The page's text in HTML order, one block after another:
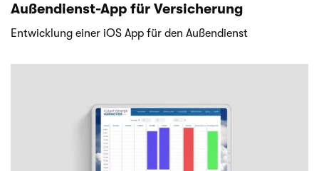
Außendienst-App für Versicherung
Ent­wick­lung einer iOS App für den Außendienst